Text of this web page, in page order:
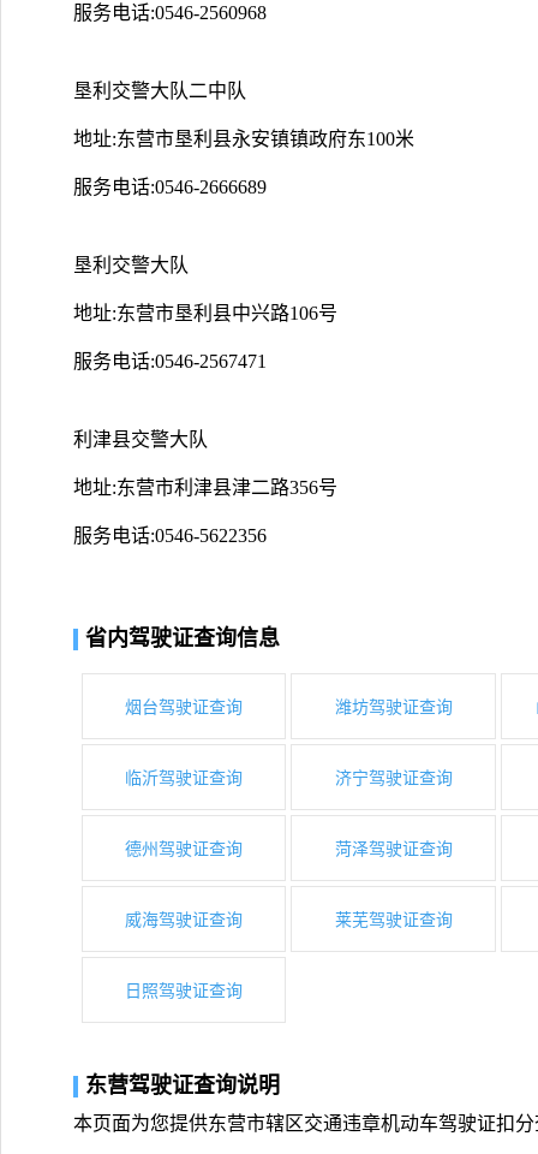
服务电话:0546-2560968
垦利交警大队二中队
地址:东营市垦利县永安镇镇政府东100米
服务电话:0546-2666689
垦利交警大队
地址:东营市垦利县中兴路106号
服务电话:0546-2567471
利津县交警大队
地址:东营市利津县津二路356号
服务电话:0546-5622356
省内驾驶证查询信息
烟台驾驶证查询 潍坊驾驶证查询
临沂驾驶证查询 济宁驾驶证查询
德州驾驶证查询 菏泽驾驶证查询
威海驾驶证查询 莱芜驾驶证查询
日照驾驶证查询
东营驾驶证查询说明
本页面为您提供东营市辖区交通违章机动车驾驶证扣